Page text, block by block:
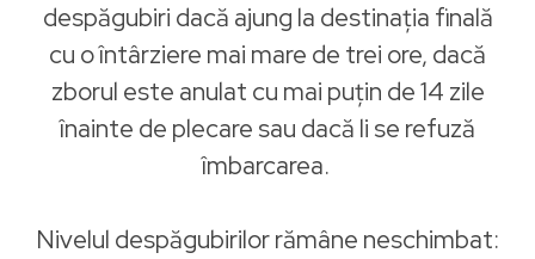
despăgubiri dacă ajung la destinația finală
cu o întârziere mai mare de trei ore, dacă
zborul este anulat cu mai puțin de 14 zile
înainte de plecare sau dacă li se refuză
îmbarcarea.
Nivelul despăgubirilor rămâne neschimbat: